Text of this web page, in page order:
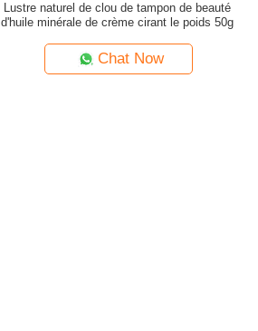
Lustre naturel de clou de tampon de beauté
d'huile minérale de crème cirant le poids 50g
Chat Now